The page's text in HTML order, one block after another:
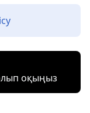
оқыңыз